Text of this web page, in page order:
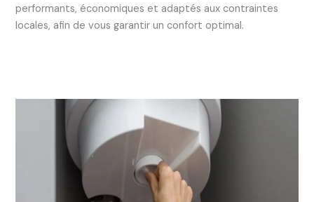
performants, économiques et adaptés aux contraintes
locales, afin de vous garantir un confort optimal.